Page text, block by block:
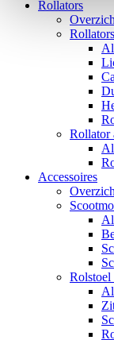
Rollators
Rollators
Rollator
Accessoires
Rolstoel